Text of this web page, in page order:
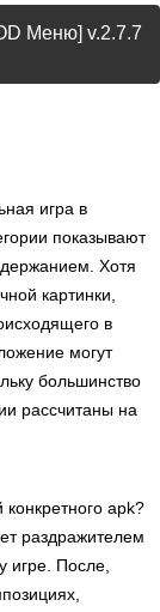
Меню] v.2.7.7
игра в
показывают
Хотя
картинки,
в
могут
большинство
рассчитаны на
apk?
раздражителем
игре. После,